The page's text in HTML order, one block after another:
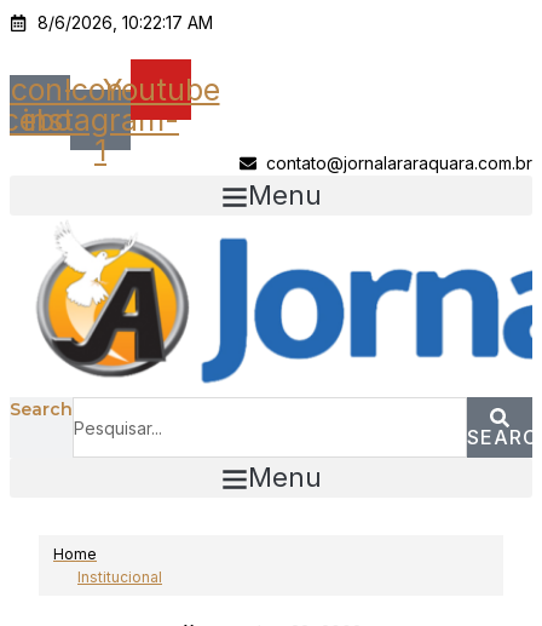
Ir
o
conteúdo
8/6/2026, 10:22:17 AM
Icon-Icon-
instagram-
1
Youtube
contato@jornalararaquara.com.br
Menu
Search
Menu
Home
Institucional